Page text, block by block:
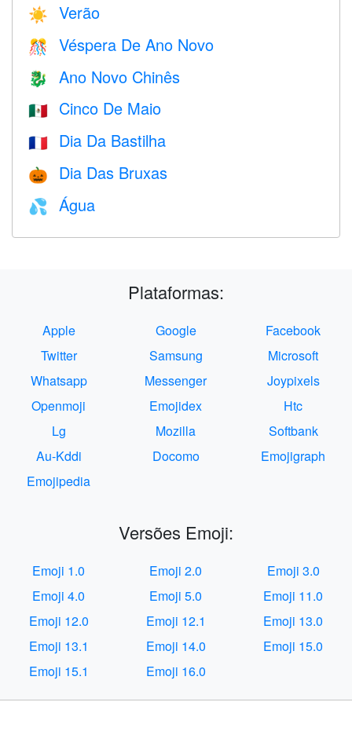
☀️ Verão
🎊 Véspera De Ano Novo
🐉 Ano Novo Chinês
🇲🇽 Cinco De Maio
🇫🇷 Dia Da Bastilha
🎃 Dia Das Bruxas
💦 Água
Plataformas:
Apple Google
Facebook
Twitter
Samsung
Microsoft
Whatsapp
Messenger
Joypixels
Openmoji
Emojidex
Htc
Lg
Mozilla
Softbank
Au-Kddi
Docomo
Emojigraph
Emojipedia
Versões Emoji:
Emoji 1.0 Emoji 2.0
Emoji 3.0
Emoji 4.0
Emoji 5.0
Emoji 11.0
Emoji 12.0
Emoji 12.1
Emoji 13.0
Emoji 13.1
Emoji 14.0
Emoji 15.0
Emoji 15.1
Emoji 16.0